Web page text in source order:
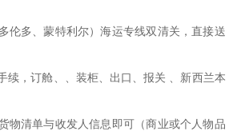
伦多、蒙特利尔）海运专线双清关，直接送
续，订舱、、装柜、出口、报关 、新西兰本
物清单与收发人信息即可（商业或个人物品